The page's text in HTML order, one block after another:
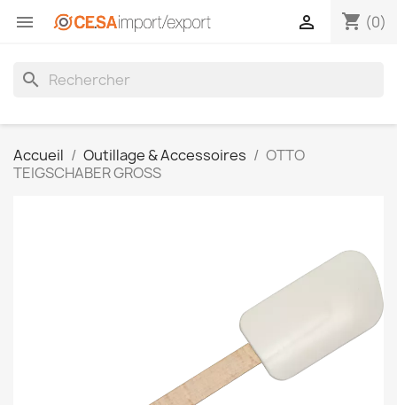
 shopping_cart (0)

search
Accueil Outillage & Accessoires
OTTO
TEIGSCHABER GROSS